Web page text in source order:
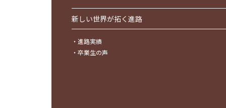
新しい世界が拓く進路
・ 進路実績
・ 卒業生の声